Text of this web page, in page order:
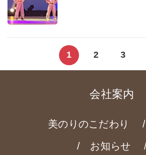
1 2 3
会社案内
美のりのこだわり
お知らせ